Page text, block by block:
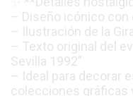
– Diseño icónico
– Ilustración de la
– Texto original del
Sevilla 1992”
– Ideal para decorar
colecciones gráficas